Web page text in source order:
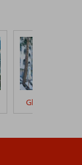
Glaros Beach